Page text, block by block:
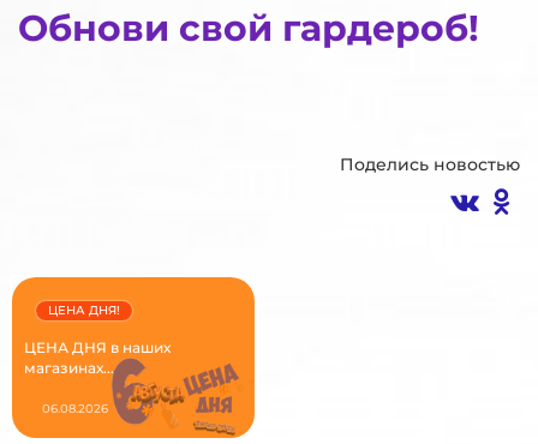
Обнови свой гардероб!
Поделись новостью
ЦЕНА ДНЯ в наших
магазинах...
ЦЕНА ДНЯ!
06.08.2026